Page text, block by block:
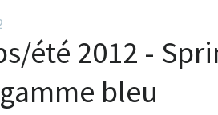
été 2012 -
bleu